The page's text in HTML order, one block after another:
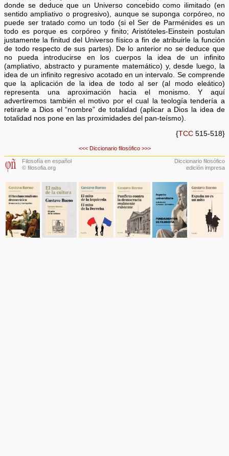
donde se deduce que un Universo concebido como ilimitado (en
sentido ampliativo o progresivo), aunque se suponga corpóreo, no
puede ser tratado como un todo (si el Ser de Parménides es un
todo es porque es corpóreo y finito; Aristóteles-Einstein postulan
justamente la finitud del Universo físico a fin de atribuirle la función
de todo respecto de sus partes). De lo anterior no se deduce que
no pueda introducirse en los cuerpos la idea de un infinito
(ampliativo, abstracto y puramente matemático) y, desde luego, la
idea de un infinito regresivo acotado en un intervalo. Se comprende
que la aplicación de la idea de todo al ser (al modo eleático)
representa una aproximación hacia el monismo. Y aquí
advertiremos también el motivo por el cual la teología tendería a
retirarle a Dios el “nombre” de totalidad (aplicar a Dios la idea de
totalidad nos pone en las proximidades del pan-teísmo).
{TCC515-518}
<<< Diccionario filosófico >>>
Filosofía en español
© filosofia.org
Diccionario filosófico
edición impresa